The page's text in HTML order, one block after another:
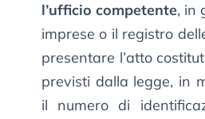
l’ufficio competente, in
imprese o il registro
presentare l’atto
previsti dalla legge, in
il numero di